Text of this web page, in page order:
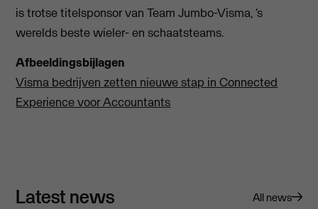
is trotse titelsponsor van Team Jumbo-Visma, ‘s
werelds beste wieler- en schaatsteams.
Afbeeldingsbijlagen
Visma bedrijven zetten nieuwe stap in Connected
Experience voor Accountants
Latest news All news